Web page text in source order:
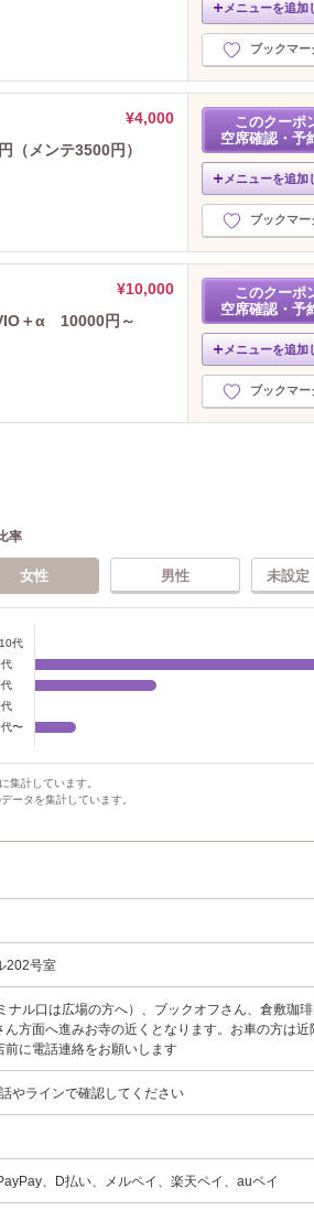
メニューを追加
ブックマー
¥4,000
メンテ3500円）
このクーポ
空席確認・予
メニューを追加
ブックマー
¥10,000
＋α 10000円～
このクーポ
空席確認・予
メニューを追加
ブックマー
率
女性 男性 未設定
代
〜
計しています。
ータを集計しています。
202号室
ル口は広場の方へ）、ブックオフさん、倉敷珈
方面へ進みお寺の近くとなります。お車の方は近
に電話連絡をお願いします
やラインで確認してください
、D払い、メルペイ、楽天ペイ、auペイ